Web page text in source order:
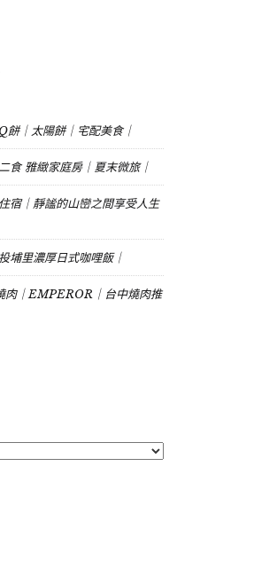
餅｜太陽餅｜宅配美食｜
食 雅緻家庭房｜夏末微旅｜
宿｜靜謐的山巒之間享受人生
埔里濃厚日式咖哩飯｜
｜EMPEROR｜台中燒肉推